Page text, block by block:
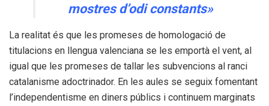
mostres d’odi constants»
La realitat és que les promeses de homologació de
titulacions en llengua valenciana se les emportà el vent, al
igual que les promeses de tallar les subvencions al ranci
catalanisme adoctrinador. En les aules se seguix fomentant
l’independentisme en diners públics i continuem marginats